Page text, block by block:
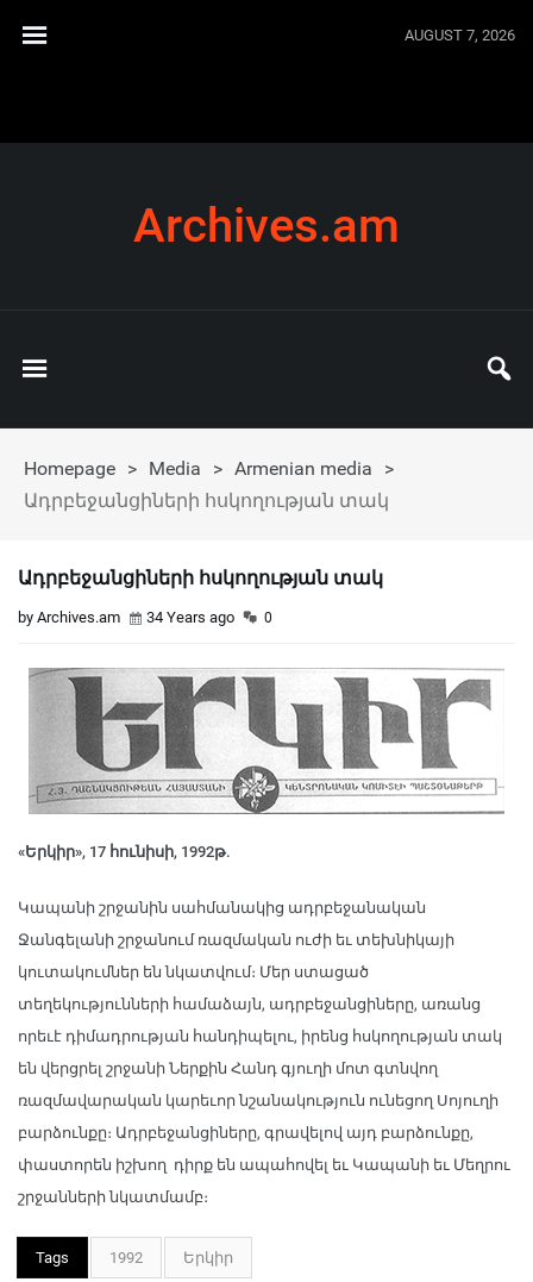
AUGUST 7, 2026
Archives.am
Homepage > Media > Armenian media
>
Ադրբեջանցիների հսկողության տակ
Ադրբեջանցիների հսկողության տակ
by Archives.am 34 Years ago 0
«Երկիր», 17 հունիսի, 1992թ.
Կապանի շրջանին սահմանակից ադրբեջանական
Ջանգելանի շրջանում ռազմական ուժի եւ տեխնիկայի
կուտակումներ են նկատվում։ Մեր ստացած
տեղեկությունների համաձայն, ադրբեջանցիները, առանց
որեւէ դիմադրության հանդիպելու, իրենց հսկողության տակ
են վերցրել շրջանի Ներքին Հանդ գյուղի մոտ գտնվող
ռազմավարական կարեւոր նշանակություն ունեցող Սոյուղի
բարձունքը։ Ադրբեջանցիները, գրավելով այդ բարձունքը,
փաստորեն իշխող դիրք են ապահովել եւ Կապանի եւ Մեղրու
շրջանների նկատմամբ։
Tags 1992 Երկիր